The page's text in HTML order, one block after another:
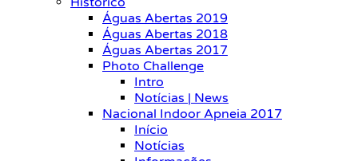
Águas Abertas 2019
Águas Abertas 2018
Águas Abertas 2017
Photo Challenge
Intro
Notícias | News
Nacional Indoor Apneia 2017
Início
Notícias